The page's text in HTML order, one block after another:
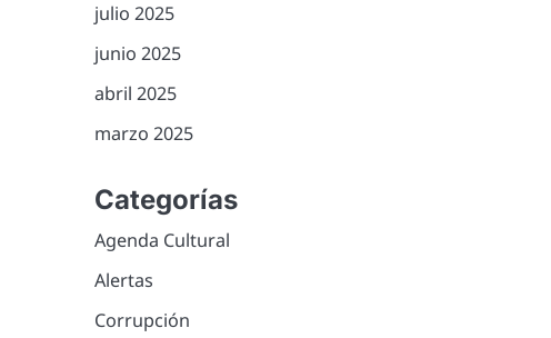
julio 2025
junio 2025
abril 2025
marzo 2025
Categorías
Agenda Cultural
Alertas
Corrupción